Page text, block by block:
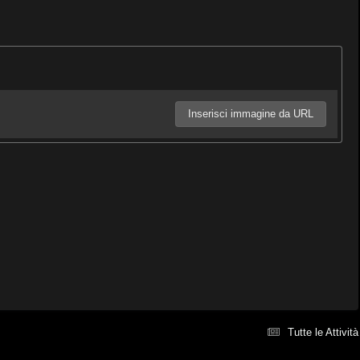
Inserisci immagine da URL
Tutte le Attività